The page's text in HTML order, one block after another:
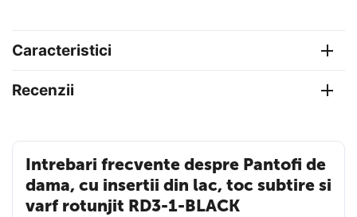
Caracteristici
Recenzii
Intrebari frecvente despre Pantofi de
dama, cu insertii din lac, toc subtire si
varf rotunjit RD3-1-BLACK